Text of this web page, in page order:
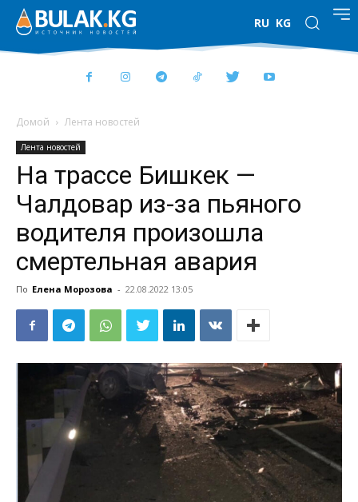
RU KG
Домой Лента новостей
Лента новостей
На трассе Бишкек —
Чалдовар из-за пьяного
водителя произошла
смертельная авария
По Елена Морозова - 22.08.2022 13:05